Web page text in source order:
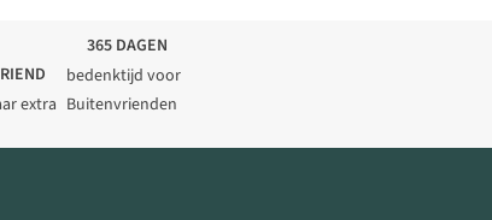
extra
365 DAGEN
bedenktijd voor
Buitenvrienden